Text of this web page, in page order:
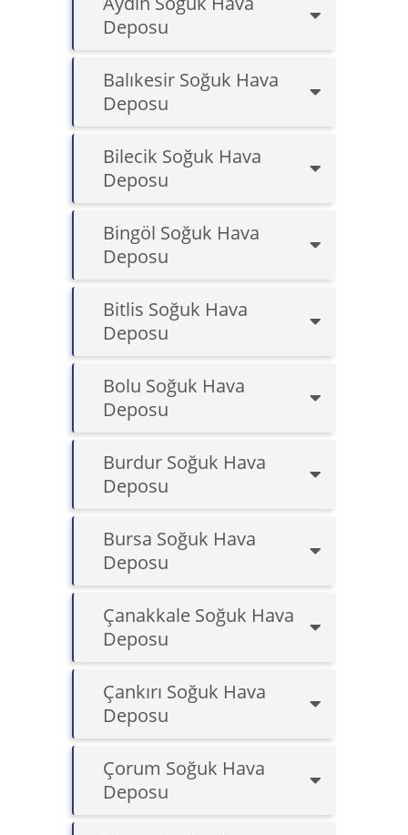
Deposu
Balıkesir Soğuk Hava
Deposu
Bilecik Soğuk Hava
Deposu
Bingöl Soğuk Hava
Deposu
Bitlis Soğuk Hava
Deposu
Bolu Soğuk Hava
Deposu
Burdur Soğuk Hava
Deposu
Bursa Soğuk Hava
Deposu
Çanakkale Soğuk Hava
Deposu
Çankırı Soğuk Hava
Deposu
Çorum Soğuk Hava
Deposu